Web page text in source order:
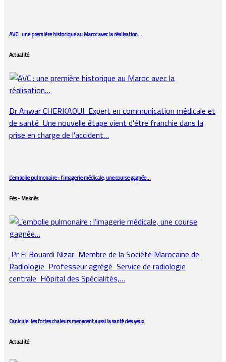
AVC : une première historique au Maroc avec la réalisation…
Actualité
Dr Anwar CHERKAOUI Expert en communication médicale et
de santé Une nouvelle étape vient d'être franchie dans la
prise en charge de l'accident…
L’embolie pulmonaire : l’imagerie médicale, une course gagnée…
Fès - Meknès
Pr El Bouardi Nizar Membre de la Société Marocaine de
Radiologie Professeur agrégé Service de radiologie
centrale Hôpital des Spécialités,…
Canicule: les fortes chaleurs menacent aussi la santé des yeux
Actualité